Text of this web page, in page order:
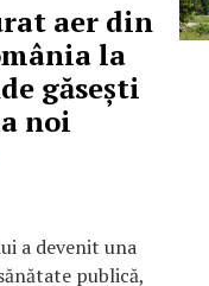
aer din
la
găsești
noi
a devenit una
publică,